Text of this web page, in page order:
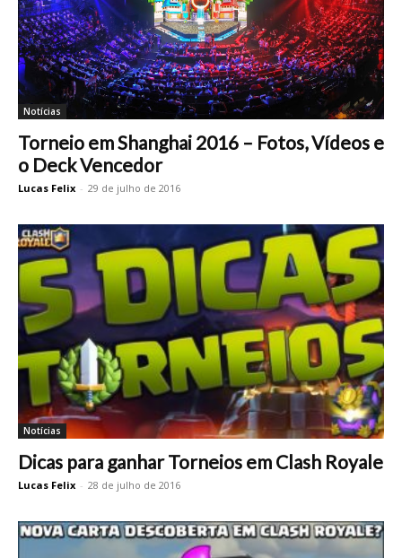
Notícias
Torneio em Shanghai 2016 – Fotos, Vídeos e
o Deck Vencedor
Lucas Felix - 29 de julho de 2016
Notícias
Dicas para ganhar Torneios em Clash Royale
Lucas Felix - 28 de julho de 2016